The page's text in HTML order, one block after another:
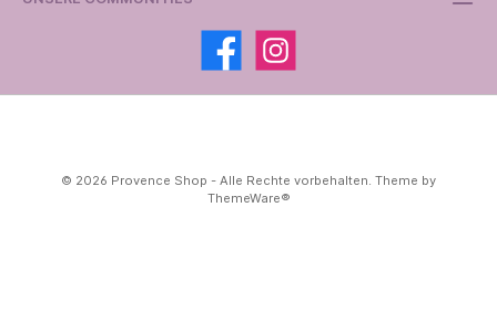
© 2026 Provence Shop - Alle Rechte vorbehalten. Theme by
ThemeWare®